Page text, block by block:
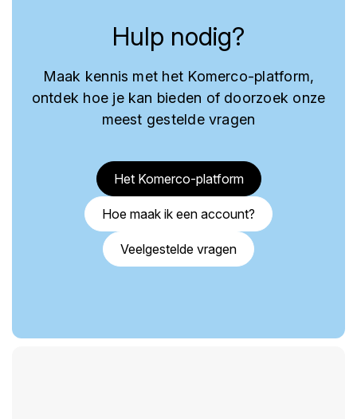
Hulp nodig?
Maak kennis met het Komerco-platform,
ontdek hoe je kan bieden of doorzoek onze
meest gestelde vragen
Het Komerco-platform
Hoe maak ik een account?
Veelgestelde vragen